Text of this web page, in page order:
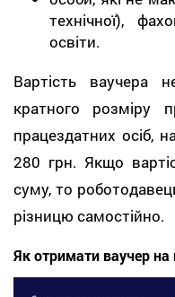
технічної),
освіти.
Вартість ваучера
кратного розміру
працездатних осіб,
280 грн. Якщо
суму, то
різницю самостійно.
Як отримати ваучер на